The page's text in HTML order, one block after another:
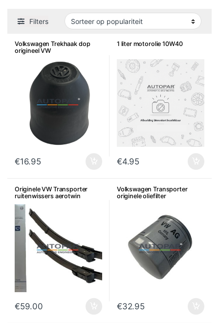
Filters
Volkswagen Trekhaak dop
origineel VW
€16.95
1 liter motorolie 10W40
€4.95
Originele VW Transporter
ruitenwissers aerotwin
€59.00
Volkswagen Transporter
originele oliefilter
€32.95